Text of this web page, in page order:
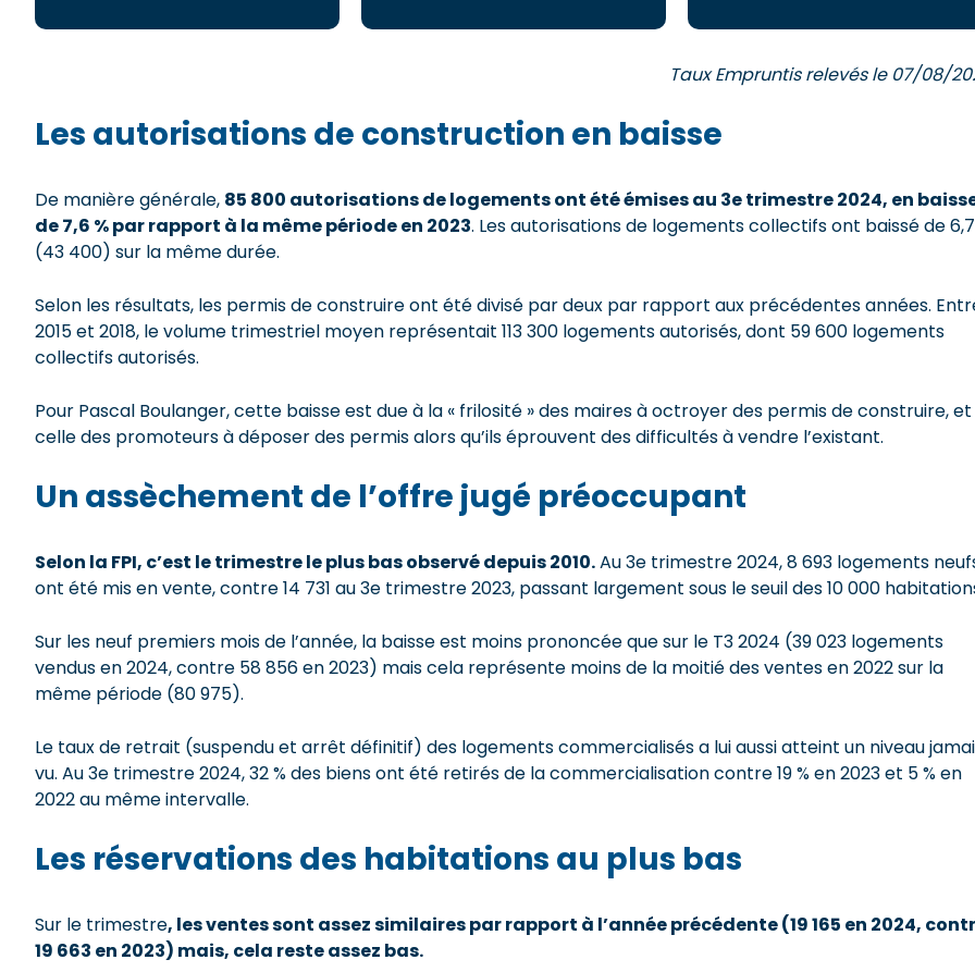
Taux Empruntis relevés le 07/08/
Les autorisations de construction en baisse
De manière générale, 85 800 autorisations de logementsont été émises au 3e trimestre 2024, en
de 7,6 % par rapport à la même période en 2023. Les autorisations de logements collectifs ont baissé de 6,7
(43 400) sur la même durée.
Selon les résultats, les permis de construire ont été divisé par deux par rapport aux précédentes années.
2015 et 2018, le volume trimestriel moyen représentait 113 300 logements autorisés, dont 59 600 logements
collectifs autorisés.
Pour Pascal Boulanger, cette baisse est due à la « frilosité » des maires à octroyer des permis de construire,
celle des promoteurs à déposer des permis alors qu’ils éprouvent des difficultés à vendre l’existant.
Un assèchement de l’offre jugé préoccupant
Selon la FPI, c’est le trimestre le plus bas observé depuis 2010.Au 3e trimestre 2024, 8 693 logements
ont été mis en vente, contre 14 731 au 3e trimestre 2023, passant largement sous le seuil des 10 000
Sur les neuf premiers mois de l’année, la baisse est moins prononcée que sur le T3 2024 (39 023 logements
vendus en 2024, contre 58 856 en 2023) mais cela représente moins de la moitié des ventes en 2022 sur la
même période (80 975).
Le taux de retrait (suspendu et arrêt définitif) des logements commercialisés a lui aussi atteint un niveau
vu. Au 3e trimestre 2024, 32 % des biens ont été retirés de la commercialisation contre 19 % en 2023 et 5 % en
2022 au même intervalle.
Les réservations des habitations au plus bas
Sur le trimestre, lesventessont assez similaires par rapport à l’année précédente(19165 en 2024,
19 663 en 2023) mais, cela reste assez bas.